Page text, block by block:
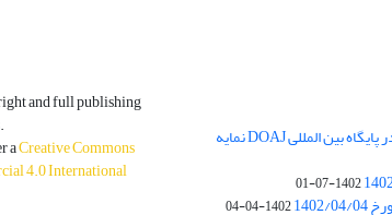
مجله فیزیک زمین و فضا در پایگاه بین المللی DOAJ نمایه
1402-07-01
1402-04-04
and full publishing
aCreative Commons
4.0 International